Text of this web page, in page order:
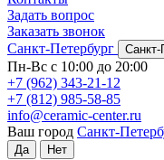
Задать вопрос
Заказать звонок
Санкт-Петербург
Санкт-
Пн-Вс с 10:00 до 20:00
+7 (962) 343-21-12
+7 (812) 985-58-85
info@ceramic-center.ru
Ваш город Санкт-
Да Нет